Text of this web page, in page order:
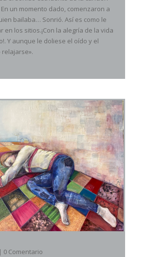
un momento dado, comenzaron a
bailaba… Sonrió. Así es como le
en los sitios.¡Con la alegría de la vida
Y aunque le doliese el oído y el
| 0 Comentario